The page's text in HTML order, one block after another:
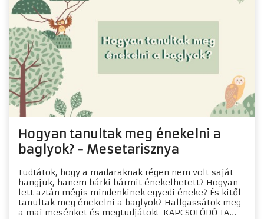
Hogyan tanultak meg énekelni a
baglyok? - Mesetarisznya
Tudtátok, hogy a madaraknak régen nem volt saját
hangjuk, hanem bárki bármit énekelhetett? Hogyan
lett aztán mégis mindenkinek egyedi éneke? És kitől
tanultak meg énekelni a baglyok? Hallgassátok meg
a mai mesénket és megtudjátok! KAPCSOLÓDÓ TA...